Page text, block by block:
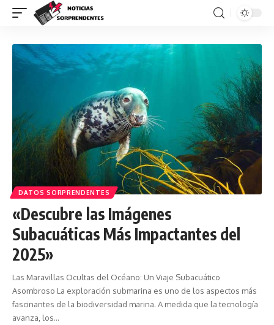
DATOS SORPRENDENTES
«Descubre las Imágenes
Subacuáticas Más Impactantes del
2025»
Las Maravillas Ocultas del Océano: Un Viaje Subacuático
Asombroso La exploración submarina es uno de los aspectos más
fascinantes de la biodiversidad marina. A medida que la tecnología
avanza, los…